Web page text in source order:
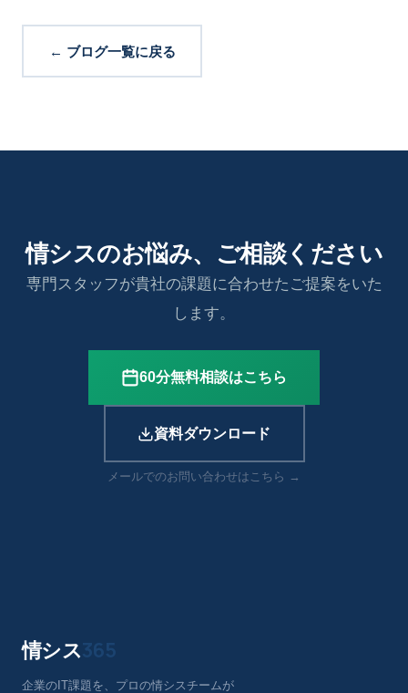
← ブログ一覧に戻る
情シスのお悩み、ご相談ください
専門スタッフが貴社の課題に合わせたご提案をいた
します。
60分無料相談はこちら
資料ダウンロード
メールでのお問い合わせはこちら →
情シス365
企業のIT課題を、プロの情シスチームが